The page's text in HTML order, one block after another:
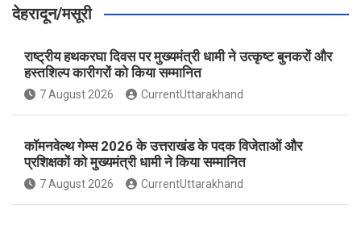
देहरादून/मसूरी
राष्ट्रीय हथकरघा दिवस पर मुख्यमंत्री धामी ने उत्कृष्ट बुनकरों और
हस्तशिल्प कारीगरों को किया सम्मानित
7 August 2026 CurrentUttarakhand
कॉमनवेल्थ गेम्स 2026 के उत्तराखंड के पदक विजेताओं और
प्रशिक्षकों को मुख्यमंत्री धामी ने किया सम्मानित
7 August 2026 CurrentUttarakhand